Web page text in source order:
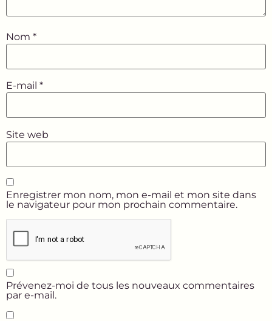
Nom *
E-mail *
Site web
Enregistrer mon nom, mon e-mail et mon site dans
le navigateur pour mon prochain commentaire.
Prévenez-moi de tous les nouveaux commentaires
par e-mail.